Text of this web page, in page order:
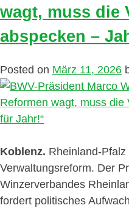
wagt, muss die
abspecken –
Posted on März 11, 2026
Koblenz. Rheinland-
Verwaltungsreform. Der
Winzerverbandes
fordert politisches